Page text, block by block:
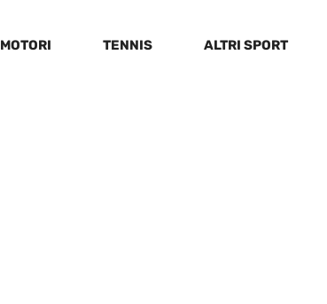
MOTORI TENNIS ALTRI SPORT